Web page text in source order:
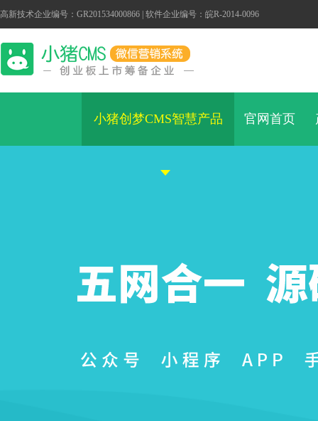
高新技术企业编号：GR201534000866 | 软件企业编号：皖R-2014-0096
小猪创梦CMS智慧产品 官网首页